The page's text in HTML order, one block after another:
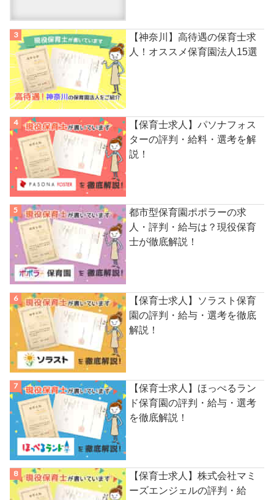
【神奈川】高待遇の保育士求
人！オススメ保育園法人15選
【保育士求人】パソナフォス
ターの評判・給料・選考を解
説！
都市型保育園ポポラーの求
人・評判・給与は？現役保育
士が徹底解説！
【保育士求人】ソラスト保育
園の評判・給与・選考を徹底
解説！
【保育士求人】ほっぺるラン
ド保育園の評判・給与・選考
を徹底解説！
【保育士求人】株式会社マミ
ーズエンジェルの評判・給